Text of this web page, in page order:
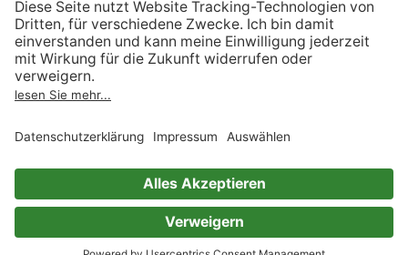
Informationen nach Data
Act
Verträge hier kündigen
Impressum
Immer ein gutes Buch